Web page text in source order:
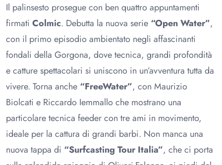
Il palinsesto prosegue con ben quattro appuntamenti
firmati Colmic. Debutta la nuova serie “Open Water”,
con il primo episodio ambientato negli affascinanti
fondali della Gorgona, dove tecnica, grandi profondità
e catture spettacolari si uniscono in un’avventura tutta da
vivere. Torna anche “FreeWater”, con Maurizio
Biolcati e Riccardo Iemmallo che mostrano una
particolare tecnica feeder con tre ami in movimento,
ideale per la cattura di grandi barbi. Non manca una
nuova tappa di “Surfcasting Tour Italia”, che ci porta